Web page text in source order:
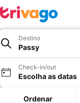
Destino
Passy
Check-in/out
Escolha as datas
Ordenar